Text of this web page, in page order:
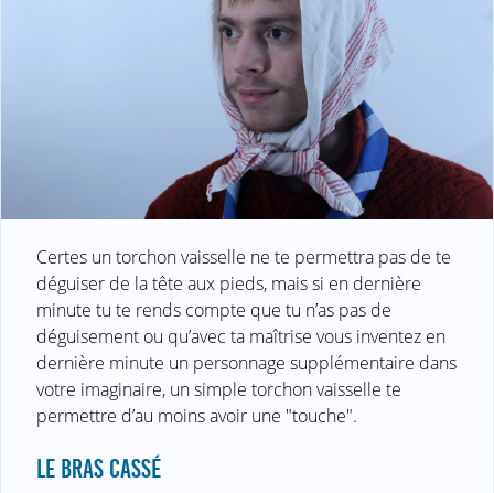
Certes un torchon vaisselle ne te permettra pas de te
déguiser de la tête aux pieds, mais si en dernière
minute tu te rends compte que tu n’as pas de
déguisement ou qu’avec ta maîtrise vous inventez en
dernière minute un personnage supplémentaire dans
votre imaginaire, un simple torchon vaisselle te
permettre d’au moins avoir une "touche".
LE BRAS CASSÉ